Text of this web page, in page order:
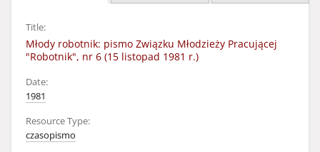
Title:
Młody robotnik: pismo Związku Młodzieży Pracującej
"Robotnik", nr 6 (15 listopad 1981 r.)
Date:
1981
Resource Type:
czasopismo